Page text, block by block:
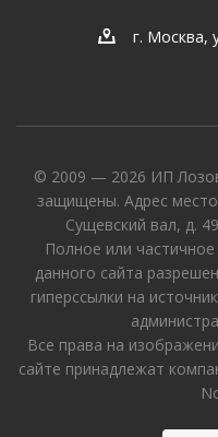
г. Москва,
© 2009 — 2026 ИП
защищены. Адрес
Сущевский вал, д.
Полное или
данного сайта
гиперссылки на
Все права на
сайте принадлежат